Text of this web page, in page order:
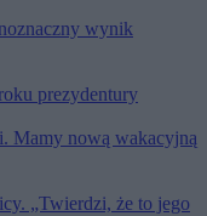
wynik
prezydentury
Mamy nową wakacyjną
„Twierdzi, że to jego